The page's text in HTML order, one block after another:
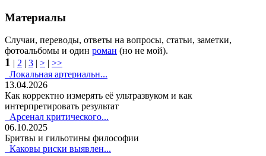
Материалы
Случаи, переводы, ответы на вопросы, статьи, заметки,
фотоальбомы и один роман (но не мой).
1 | 2 | 3 | > | >>
Локальная артериальн...
13.04.2026
Как корректно измерять её ультразвуком и как
интерпретировать результат
Арсенал критического...
06.10.2025
Бритвы и гильотины философии
Каковы риски выявлен...